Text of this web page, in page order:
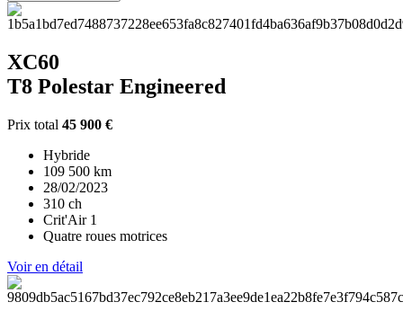
XC60
T8 Polestar Engineered
Prix total 45 900 €
Hybride
109 500 km
28/02/2023
310 ch
Crit'Air 1
Quatre roues motrices
Voir en détail